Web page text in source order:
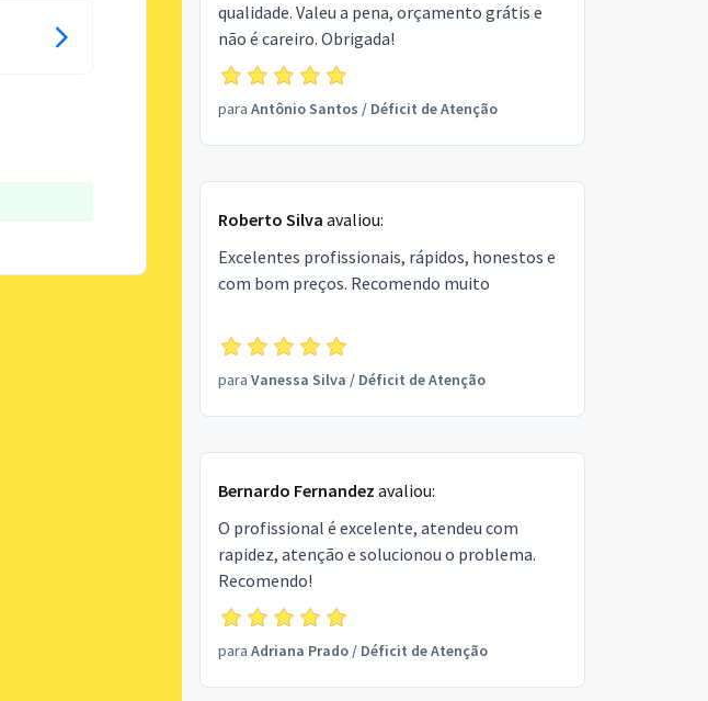
qualidade. Valeu a pena, orçamento grátis e
não é careiro. Obrigada!
para Antônio Santos / Déficit de Atenção
Roberto Silva avaliou:
Excelentes profissionais, rápidos, honestos e
com bom preços. Recomendo muito
para Vanessa Silva / Déficit de Atenção
Bernardo Fernandez avaliou:
O profissional é excelente, atendeu com
rapidez, atenção e solucionou o problema.
Recomendo!
para Adriana Prado/ Déficit de Atenção